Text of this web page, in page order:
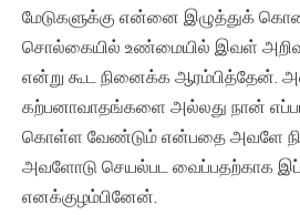
மேடுகளுக்கு என்னை இழுத்துக்
சொல்கையில் உண்மையில் இவள்
என்று கூட நினைக்க ஆரம்பித்தேன்.
கற்பனாவாதங்களை அல்லது நான்
கொள்ள வேண்டும் என்பதை அவளே
அவளோடு செயல்பட வைப்பதற்காக
எனக்குழம்பினேன்.